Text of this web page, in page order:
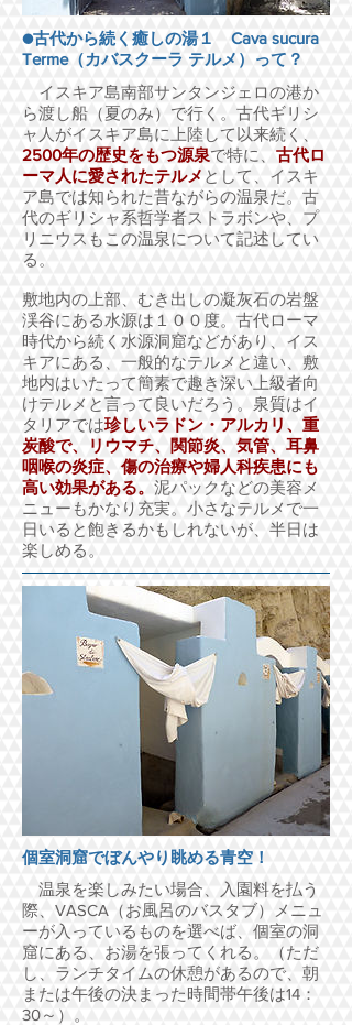
●古代から続く癒しの湯１ Cava sucura
Terme（カバスクーラ テルメ）って？
イスキア島南部サンタンジェロの港か
ら渡し船（夏のみ）で行く。古代ギリシ
ャ人がイスキア島に上陸して以来続く、
2500年の歴史をもつ源泉で特に、 古代ロ
ーマ人に愛されたテルメ として、イスキ
ア島では知られた昔ながらの温泉だ。古
代のギリシャ系哲学者ストラボンや、プ
リニウスもこの温泉について記述してい
る。
敷地内の上部、むき出しの凝灰石の岩盤
渓谷にある水源は１００度。古代ローマ
時代から続く水源洞窟などがあり、イス
キアにある、一般的なテルメと違い、敷
地内はいたって簡素で趣き深い上級者向
けテルメと言って良いだろう。泉質はイ
タリアでは珍しいラドン・アルカリ、重
炭酸で、リウマチ、関節炎、気管、耳鼻
咽喉の炎症、傷の治療や婦人科疾患にも
高い効果がある。 泥パックなどの美容メ
ニューもかなり充実。小さなテルメで一
日いると飽きるかもしれないが、半日は
楽しめる。
個室洞窟でぼんやり眺める青空！
温泉を楽しみたい場合、入園料を払う
際、VASCA（お風呂のバスタブ）メニュ
ーが入っているものを選べば、個室の洞
窟にある、お湯を張ってくれる。（ただ
し、ランチタイムの休憩があるので、朝
または午後の決まった時間帯午後は14：
30～）。